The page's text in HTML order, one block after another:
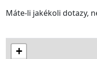
Máte-li jakékoli dotazy,
+